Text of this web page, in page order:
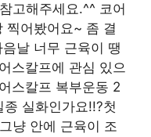
고해주세요.^^ 코어
찍어봤어요~ 좀 결
날 너무 근육이 땡
스칼프에 관심 있으
스칼프 복부운동 2
실화인가요!!?첫
냥 안에 근육이 조